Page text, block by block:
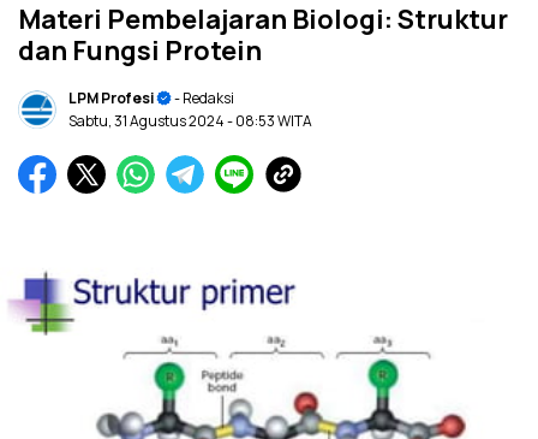
Materi Pembelajaran Biologi: Struktur
dan Fungsi Protein
LPM Profesi
- Redaksi
Sabtu, 31 Agustus 2024- 08:53 WITA